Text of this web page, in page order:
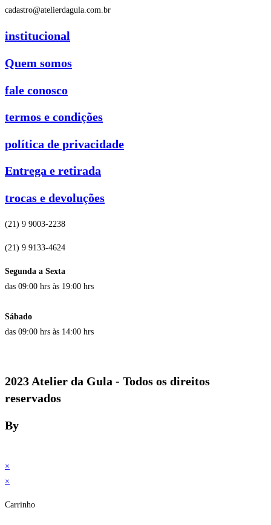
cadastro@atelierdagula.com.br
institucional
Quem somos
fale conosco
termos e condições
política de privacidade
Entrega e retirada
trocas e devoluções
(21) 9 9003-2238
(21) 9 9133-4624
Segunda a Sexta
das 09:00 hrs às 19:00 hrs
Sábado
das 09:00 hrs às 14:00 hrs
2023 Atelier da Gula - Todos os direitos
reservados
By
×
×
Carrinho